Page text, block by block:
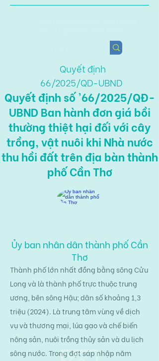
Quyết định
66/2025/QD-UBND
Quyết định số '66/2025/QĐ-
UBND Ban hành đơn giá bồi
thường thiệt hại đối với cây
trồng, vật nuôi khi Nhà nước
thu hồi đất trên địa bàn thành
phố Cần Thơ
Ủy ban nhân dân thành phố Cần
Thơ
Thành phố lớn nhất đồng bằng sông Cửu
Long và là thành phố trực thuộc trung
ương, bên sông Hậu; dân số khoảng 1,3
triệu (2024). Là trung tâm vùng về dịch
vụ và thương mại, lúa gạo và chế biến
nông sản, nuôi trồng thủy sản và du lịch
sông nước. Trong đợt sáp nhập năm